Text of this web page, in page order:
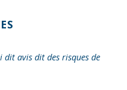
avis dit des risques de